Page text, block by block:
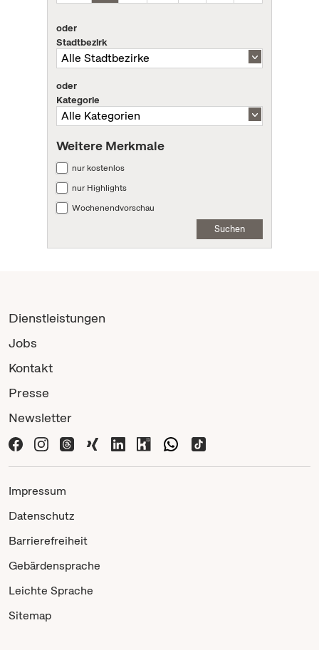
oder
Stadtbezirk
oder
Kategorie
Weitere Merkmale
nur kostenlos
nur Highlights
Wochenendvorschau
Suchen
Dienstleistungen
Jobs
Kontakt
Presse
Newsletter
Impressum
Datenschutz
Barrierefreiheit
Gebärdensprache
Leichte Sprache
Sitemap